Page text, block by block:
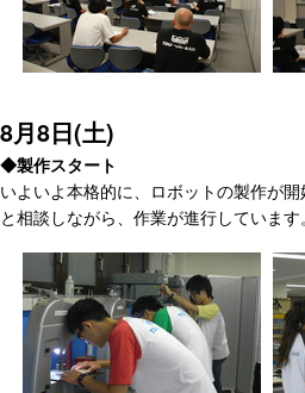
8月8日(土)
◆製作スタート
いよいよ本格的に、ロボットの製作が
と相談しながら、作業が進行しています。